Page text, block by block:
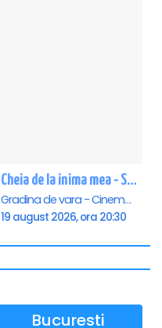
Cheia de la inima mea - Saturn
Gradina de vara - Cinema Saturn, Saturn
19 august 2026, ora 20:30
Bucuresti